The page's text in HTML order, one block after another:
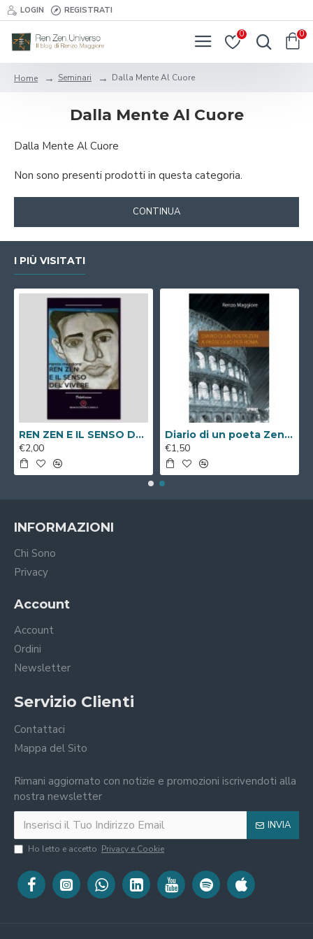
LOGIN REGISTRATI
0 0
Home Seminari Dalla Mente Al Cuore
Dalla Mente Al Cuore
Dalla Mente Al Cuore
Non sono presenti prodotti in questa categoria.
CONTINUA
I PIÙ VISITATI
REN ZEN E IL SENSO DEL VIVERE ( Libro Digitale )
€2,00
Diario di un poeta Zen a passeggio per Roma ( Libro Digitale )
€1,50
INFORMAZIONI
Chi Sono
Privacy
Account
Account
Ordini
Newsletter
Servizio Clienti
Contattaci
Mappa del Sito
Rimani aggiornato con notizie e promozioni iscrivendoti alla
nostra newsletter
INVIA
Ho letto e accetto Privacy e Cookie